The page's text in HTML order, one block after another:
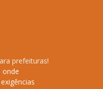
prefeituras!
onde